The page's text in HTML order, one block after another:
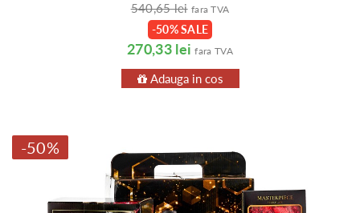
540,65 lei fara TVA
-50% SALE
270,33 lei fara TVA
Adauga in cos
-50%